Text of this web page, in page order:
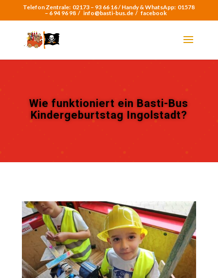
Telefon Zentrale: 02173 – 93 66 16 / Handy & WhatsApp: 01578
– 6 94 96 98 / info@basti-bus.de / facebook
Wie funktioniert ein Basti-Bus
Kindergeburtstag Ingolstadt?